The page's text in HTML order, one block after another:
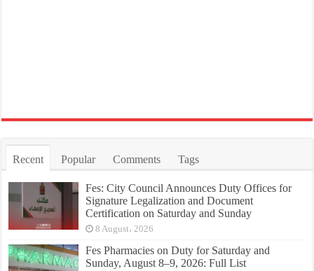
Recent Popular Comments Tags
Fes: City Council Announces Duty Offices for
Signature Legalization and Document
Certification on Saturday and Sunday
8 August، 2026
Fes Pharmacies on Duty for Saturday and
Sunday, August 8–9, 2026: Full List